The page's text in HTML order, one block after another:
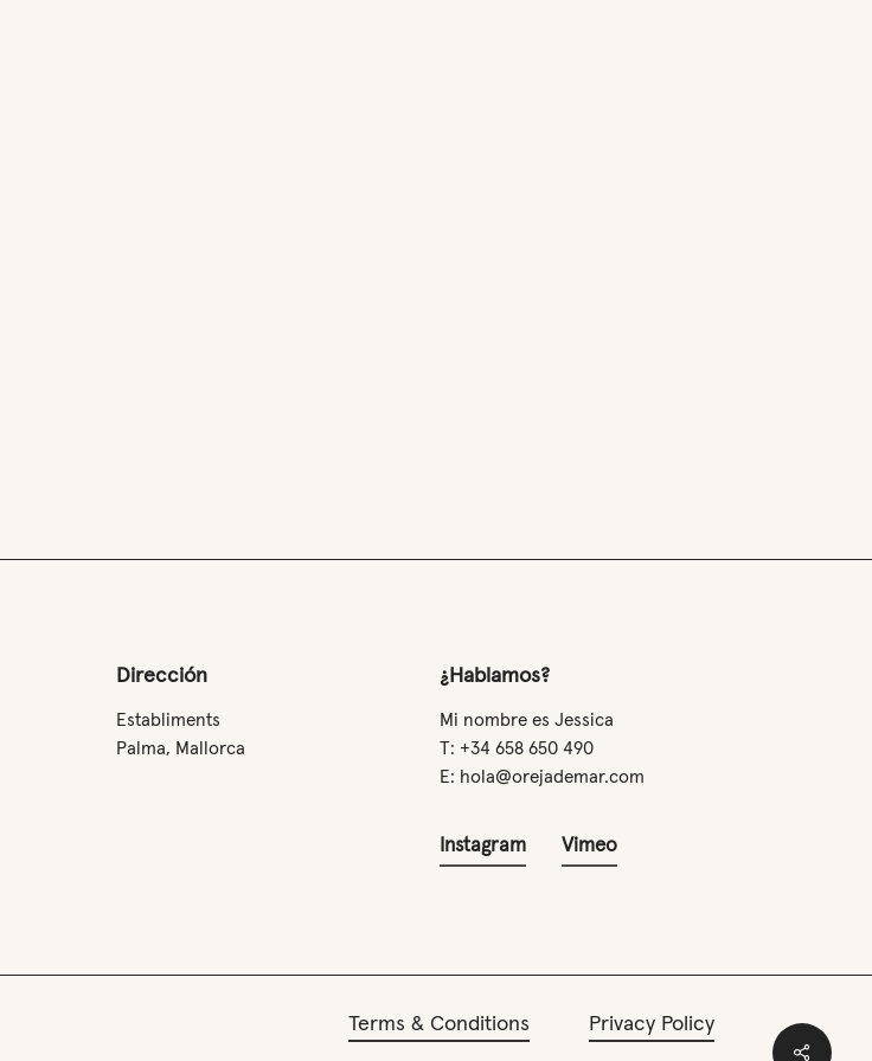
Dirección
Establiments
Palma, Mallorca
¿Hablamos?
Mi nombre es Jessica
T: +34 658 650 490
E: hola@orejademar.com
Instagram Vimeo
Terms & Conditions Privacy Policy